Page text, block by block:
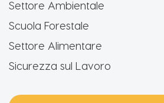
Settore Ambientale
Scuola Forestale
Settore Alimentare
Sicurezza sul Lavoro